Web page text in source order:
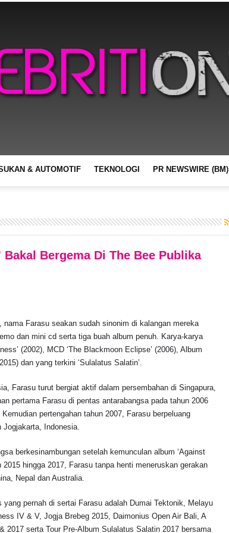
& AUTOMOTIF TEKNOLOGI PR NEWSWIRE (BM)
Bergema Di The Bee Publika
Farasu seakan sudah sinonim di kalangan mereka
dan mini cd serta tiga buah album penuh. Karya-karya
(2002), MCD ‘The Blackmoon Eclipse’ (2006), Album
dan yang terkini ‘Sulalatus Salatin’.
Farasu turut bergiat aktif dalam persembahan di Singapura,
pertama Farasu di pentas antarabangsa pada tahun 2006
pertengahan tahun 2007, Farasu berpeluang
Indonesia.
berkesinambungan setelah kemunculan album ‘Against
2015 hingga 2017, Farasu tanpa henti meneruskan gerakan
Nepal dan Australia.
pernah di sertai Farasu adalah Dumai Tektonik, Melayu
IV & V, Jogja Brebeg 2015, Daimonius Open Air Bali, A
2017 serta Tour Pre-Album Sulalatus Salatin 2017 bersama